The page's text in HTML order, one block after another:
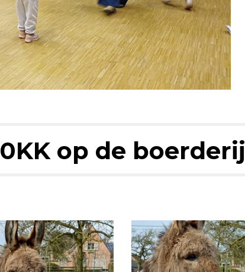
0KK op de boerderij